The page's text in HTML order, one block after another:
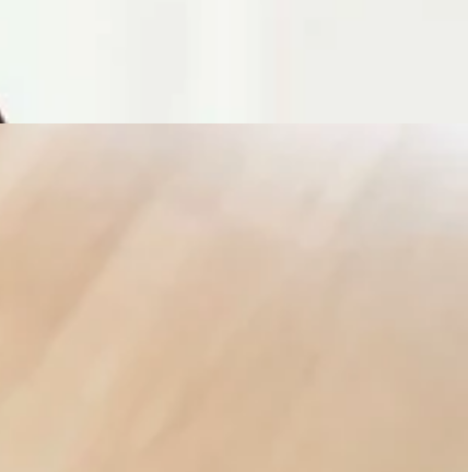
が空いております！詳しいお時間が気になる方はお電話